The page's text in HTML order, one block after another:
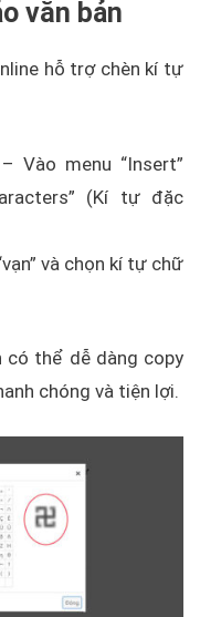
văn bản
hỗ trợ chèn kí tự
Vào menu “Insert”
(Kí tự đặc
và chọn kí tự chữ
có thể dễ dàng copy
chóng và tiện lợi.